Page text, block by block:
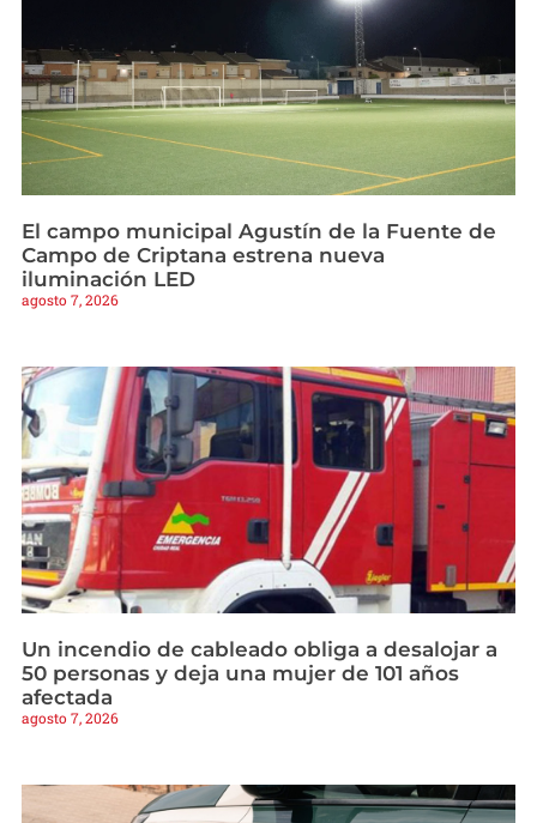
El campo municipal Agustín de la Fuente de
Campo de Criptana estrena nueva
iluminación LED
agosto 7, 2026
Un incendio de cableado obliga a desalojar a
50 personas y deja una mujer de 101 años
afectada
agosto 7, 2026